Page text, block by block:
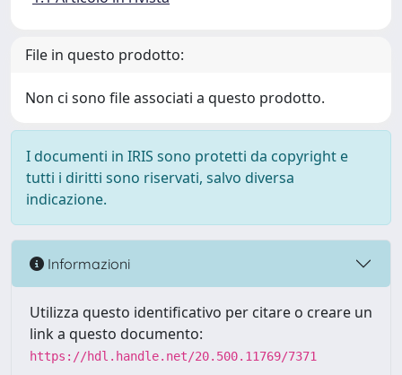
File in questo prodotto:
Non ci sono file associati a questo prodotto.
I documenti in IRIS sono protetti da copyright e
tutti i diritti sono riservati, salvo diversa
indicazione.
Informazioni
Utilizza questo identificativo per citare o creare un
link a questo documento:
https://hdl.handle.net/20.500.11769/7371